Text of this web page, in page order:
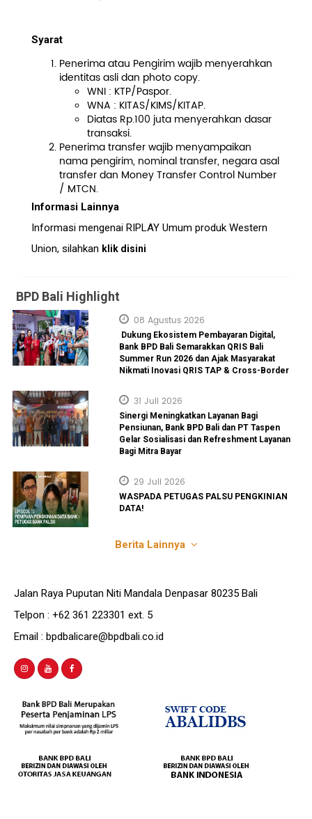
Syarat
Penerima atau Pengirim wajib menyerahkan
identitas asli dan photo copy.
WNI : KTP/Paspor.
WNA : KITAS/KIMS/KITAP.
Diatas Rp.100 juta menyerahkan dasar
transaksi.
Penerima transfer wajib menyampaikan
nama pengirim, nominal transfer, negara asal
transfer dan Money Transfer Control Number
/ MTCN.
Informasi Lainnya
Informasi mengenai RIPLAY Umum produk Western
Union, silahkan klik disini
BPD Bali Highlight
08 Agustus 2026
Dukung Ekosistem Pembayaran Digital,
Bank BPD Bali Semarakkan QRIS Bali
Summer Run 2026 dan Ajak Masyarakat
Nikmati Inovasi QRIS TAP & Cross-Border
31 Juli 2026
Sinergi Meningkatkan Layanan Bagi
Pensiunan, Bank BPD Bali dan PT Taspen
Gelar Sosialisasi dan Refreshment Layanan
Bagi Mitra Bayar
29 Juli 2026
WASPADA PETUGAS PALSU PENGKINIAN
DATA!
Berita Lainnya
Jalan Raya Puputan Niti Mandala Denpasar 80235 Bali
Telpon : +62 361 223301 ext. 5
Email : bpdbalicare@bpdbali.co.id